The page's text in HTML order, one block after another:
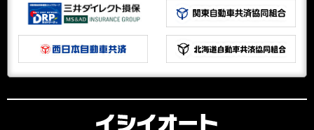
早朝出勤で疲れたので 一休み！
スリップしながらの横転!幸いの怪我人無しですが可哀そ
うなお車です！引き上げ搬送！
これからの時代に対応した塗装ブースの設置完了しまし
た！環境にやさしい水性塗料対応型ﾌﾞｰｽ今までのﾌﾞｰｽと